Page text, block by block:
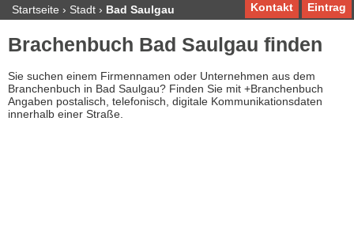
Startseite › Stadt › Bad Saulgau Eintrag
Kontakt
Brachenbuch Bad Saulgau finden
Sie suchen einem Firmennamen oder Unternehmen aus dem
Branchenbuch in Bad Saulgau? Finden Sie mit +Branchenbuch
Angaben postalisch, telefonisch, digitale Kommunikationsdaten
innerhalb einer Straße.